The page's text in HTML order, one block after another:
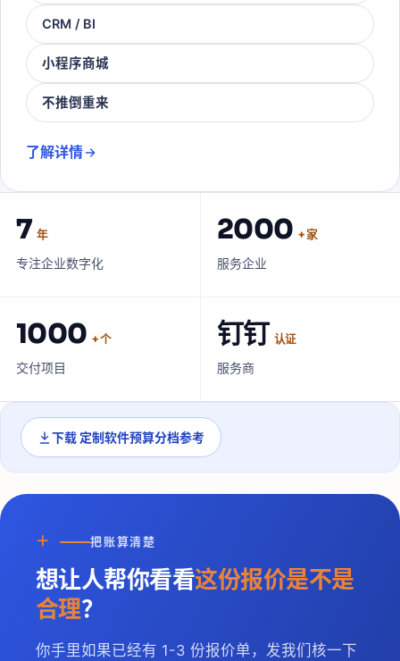
CRM / BI
小程序商城
不推倒重来
了解详情
7 年
专注企业数字化
2000 + 家
服务企业
1000 + 个
交付项目
钉钉 认证
服务商
下载 定制软件预算分档参考
＋ 把账算清楚
想让人帮你看看这份报价是不是
合理？
你手里如果已经有 1-3 份报价单，发我们核一下